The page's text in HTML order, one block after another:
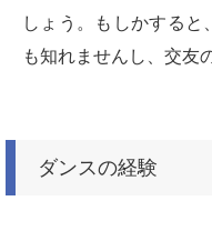
しょう。もしかすると
も知れませんし、交友
ダンスの経験